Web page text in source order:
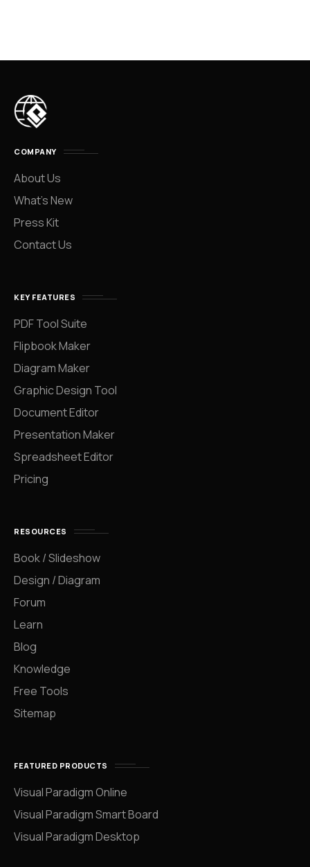
COMPANY
About Us
What’s New
Press Kit
Contact Us
KEY FEATURES
PDF Tool Suite
Flipbook Maker
Diagram Maker
Graphic Design Tool
Document Editor
Presentation Maker
Spreadsheet Editor
Pricing
RESOURCES
Book / Slideshow
Design / Diagram
Forum
Learn
Blog
Knowledge
Free Tools
Sitemap
FEATURED PRODUCTS
Visual Paradigm Online
Visual Paradigm Smart Board
Visual Paradigm Desktop